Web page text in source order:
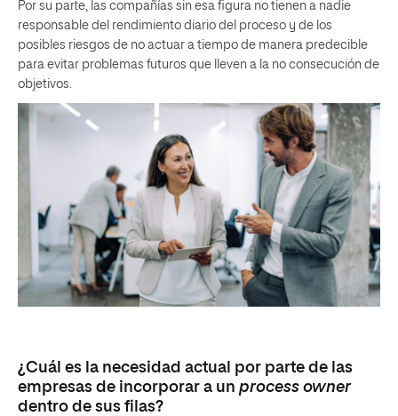
Por su parte, las compañías sin esa figura no tienen a nadie
responsable del rendimiento diario del proceso y de los
posibles riesgos de no actuar a tiempo de manera predecible
para evitar problemas futuros que lleven a la no consecución de
objetivos.
¿Cuál es la necesidad actual por parte de las
empresas de incorporar a un process owner
dentro de sus filas?